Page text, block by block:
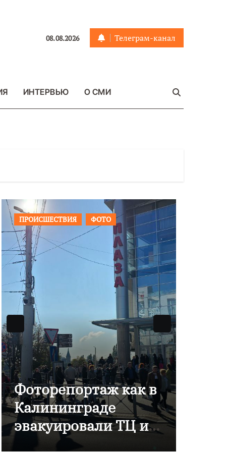
08.08.2026 Телеграм-канал
ИНТЕРВЬЮ О СМИ
ПРОИСШЕСТВИЯ ФОТО
Фоторепортаж как в
Калининграде
эвакуировали ТЦ из-
за сообщения о